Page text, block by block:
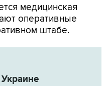
медицинская
оперативные
штабе.